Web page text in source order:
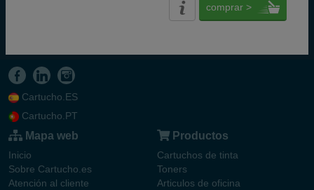
comprar >
Cartucho.ES
Cartucho.PT
Mapa web
Inicio
Sobre Cartucho.es
Atención al cliente
Productos
Cartuchos de tinta
Toners
Articulos de oficina